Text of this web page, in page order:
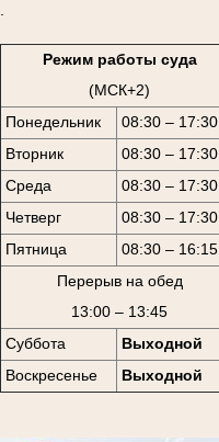
Режим работы суда
(МСК+2)
Понедельник
08:30 – 17:30
Вторник
08:30 – 17:30
Среда
08:30 – 17:30
Четверг
08:30 – 17:30
Пятница
08:30 – 16:15
Перерыв на обед
13:00 – 13:45
Суббота
Выходной
Воскресенье
Выходной